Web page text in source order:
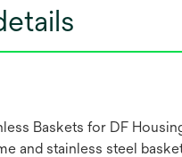
Baskets for DF
and stainless steel